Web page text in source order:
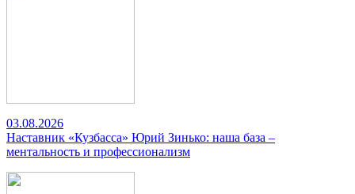
03.08.2026
Наставник «Кузбасса» Юрий Зинько: наша база –
ментальность и профессионализм